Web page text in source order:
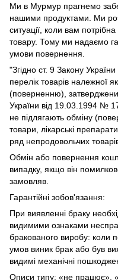
Ми в Мурмур прагнемо
нашими продуктами. Ми
ситуації, коли вам
товару. Тому ми надаємо
умови повернення.
"Згідно ст. 9 Закону
перелік товарів належної
(поверненню),
України від 19.03.1994 №
не підлягають обміну
товари, лікарські
ряд непродовольчих
Обмін або повернення
випадку, якщо він
замовляв.
Гарантійні зобов'язання:
При виявленні браку
видимими ознаками
бракованого виробу: коли
умов виник брак або був
видимі механічні
Описи типу: «не працює»,